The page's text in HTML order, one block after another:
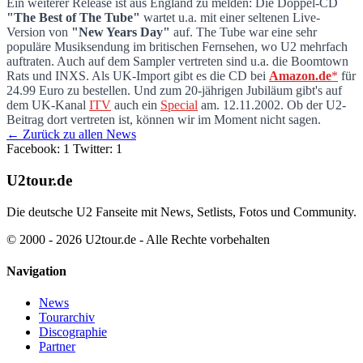
The Tube Best Of
Ein weiterer Release ist aus England zu melden: Die Doppel-CD
"The Best of The Tube" wartet u.a. mit einer seltenen Live-
Version von "New Years Day" auf. The Tube war eine sehr
populäre Musiksendung im britischen Fernsehen, wo U2 mehrfach
auftraten. Auch auf dem Sampler vertreten sind u.a. die Boomtown
Rats und INXS. Als UK-Import gibt es die CD bei Amazon.de* für
24.99 Euro zu bestellen. Und zum 20-jährigen Jubiläum gibt's auf
dem UK-Kanal ITV auch ein Special am. 12.11.2002. Ob der U2-
Beitrag dort vertreten ist, können wir im Moment nicht sagen.
← Zurück zu allen News
Facebook: 1 Twitter: 1
U2tour.de
Die deutsche U2 Fanseite mit News, Setlists, Fotos und Community.
© 2000 - 2026 U2tour.de - Alle Rechte vorbehalten
Navigation
News
Tourarchiv
Discographie
Partner